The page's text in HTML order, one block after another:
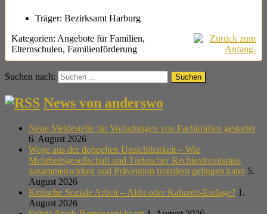
Träger: Bezirksamt Harburg
Kategorien: Angebote für Familien,
Elternschulen, Familienförderung
Suchen nach:
News von anderswo
Neue Meldestelle für Vorladungen von Fachkräften gestartet
6. August 2026
Wege aus der doppelten Unsichtbarkeit – Wie
Mehrheitsgesellschaft und Türkischer Rechtextremismus
zusammenwirken und Prävention trotzdem gelingen kann 5.
August 2026
Kritische Soziale Arbeit – Alibi oder Kabarett-Einlage? 1.
August 2026